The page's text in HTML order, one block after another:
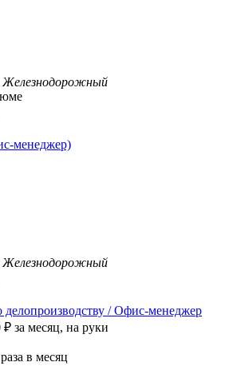
Железнодорожный
менеджер)
Железнодорожный
делопроизводству / Офис-менеджер
₽ за месяц, на руки
в месяц